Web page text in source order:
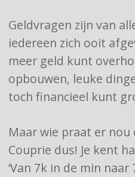
Geldvragen zijn van
iedereen zich ooit
meer geld kunt
opbouwen, leuke
toch financieel kunt
Maar wie praat er nou
Couprie dus! Je kent
‘Van 7k in de min naar